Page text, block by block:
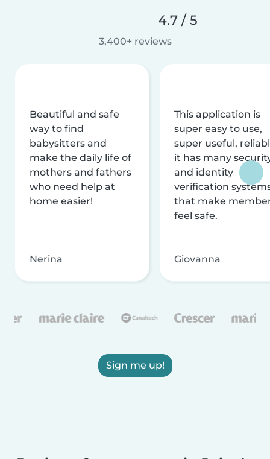
4.7 / 5
3,400+ reviews
Beautiful and safe
way to find
babysitters and
make the daily life of
mothers and fathers
who need help at
home easier!
Nerina
This application is
super easy to use,
super useful,
it has many
and identity
verification
that make
feel safe.
Giovanna
Sign me up!